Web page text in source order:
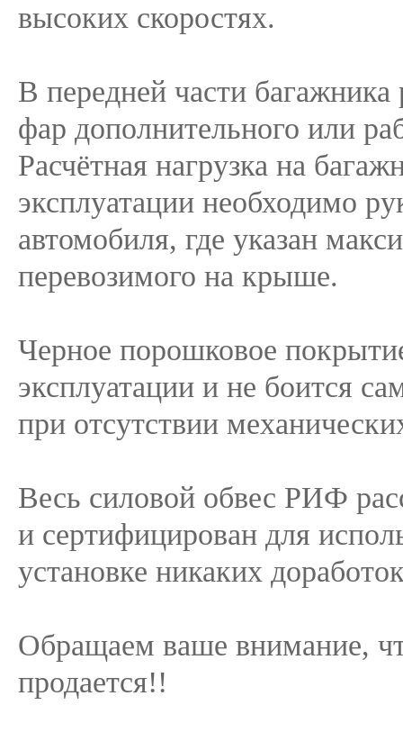
высоких скоростях.
В передней части
фар дополнительного или
Расчётная нагрузка на
эксплуатации необходимо
автомобиля, где указан
перевозимого на крыше.
Черное порошковое
эксплуатации и не боится
при отсутствии
Весь силовой обвес РИФ
и сертифицирован для
установке никаких
Обращаем ваше внимание,
продается!!